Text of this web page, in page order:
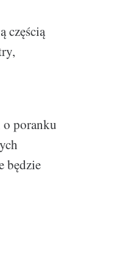
częścią
poranku
będzie